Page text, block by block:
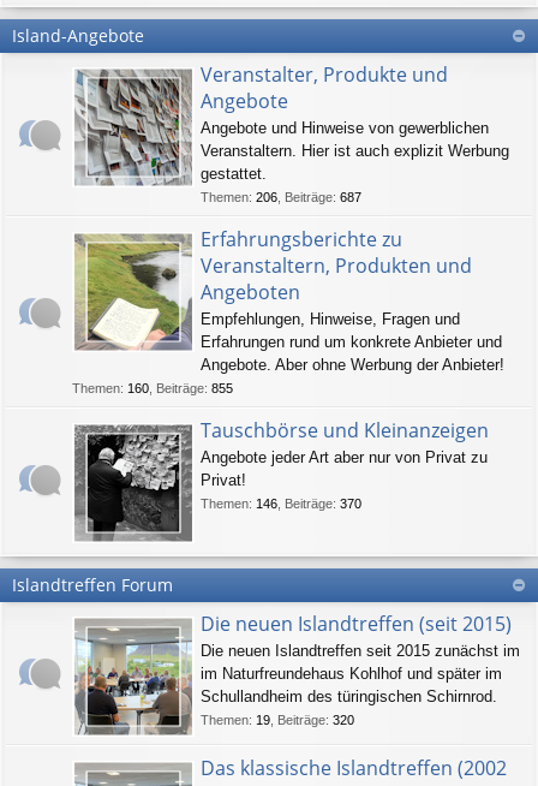
Island-Angebote
Veranstalter, Produkte und
Angebote
Angebote und Hinweise von gewerblichen
Veranstaltern. Hier ist auch explizit Werbung
gestattet.
Themen: 206 Beiträge: 687
Erfahrungsberichte zu
Veranstaltern, Produkten und
Angeboten
Empfehlungen, Hinweise, Fragen und
Erfahrungen rund um konkrete Anbieter und
Angebote. Aber ohne Werbung der Anbieter!
Themen: 160 Beiträge: 855
Tauschbörse und Kleinanzeigen
Angebote jeder Art aber nur von Privat zu
Privat!
Themen: 146 Beiträge: 370
Islandtreffen Forum
Die neuen Islandtreffen (seit 2015)
Die neuen Islandtreffen seit 2015 zunächst im
im Naturfreundehaus Kohlhof und später im
Schullandheim des türingischen Schirnrod.
Themen: 19 Beiträge: 320
Das klassische Islandtreffen (2002